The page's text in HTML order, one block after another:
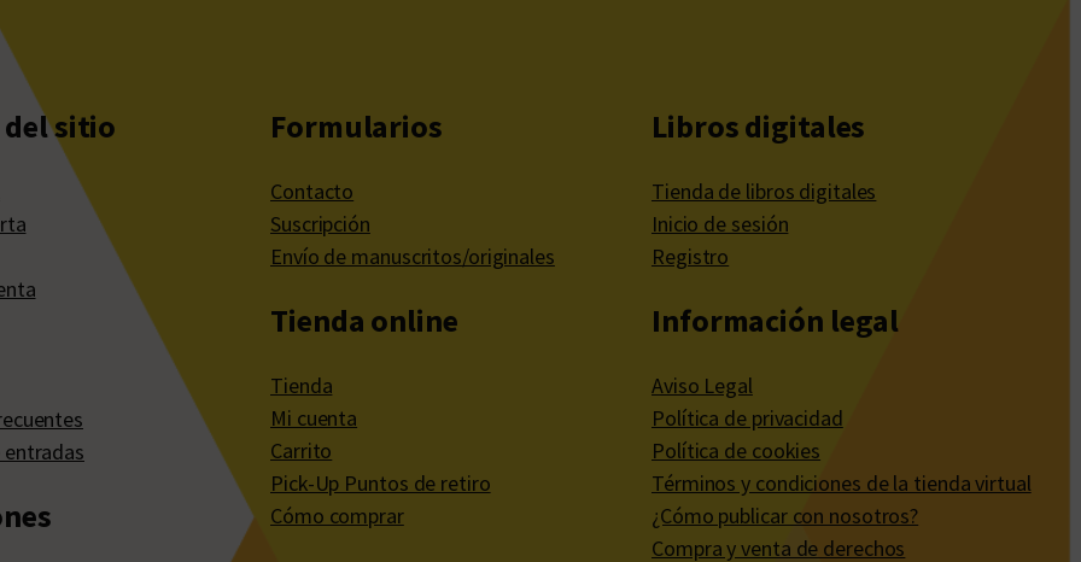
del sitio
entradas
Formularios
Contacto
Suscripción
Envío de manuscritos/originales
Tienda online
Tienda
Mi cuenta
Carrito
Pick-Up Puntos de retiro
Cómo comprar
Libros digitales
Tienda de libros digitales
Inicio de sesión
Registro
Información legal
Aviso Legal
Política de privacidad
Política de cookies
Términos y condiciones de la tienda virtual
¿Cómo publicar con nosotros?
Compra y venta de derechos